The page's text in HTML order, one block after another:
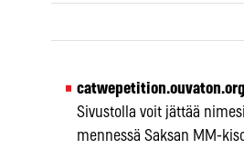
catwepetition.ouvaton.org
Sivustolla voit jättää
mennessä Saksan MM-